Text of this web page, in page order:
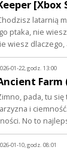
[Xbox
latarnią
ptaka, nie
wiesz dlaczego,
01-22, godz. 13:00
Farm
pada, tu
i
No to
01-10, godz. 08:01